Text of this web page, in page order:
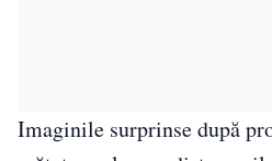
Imaginile surprinse după